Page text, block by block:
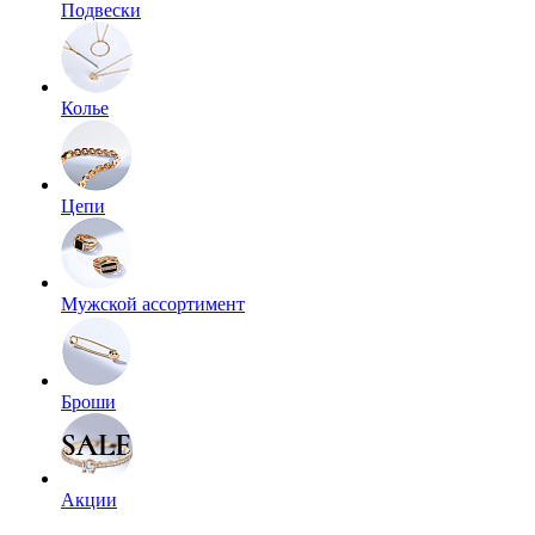
Подвески
Колье
Цепи
Мужской ассортимент
Броши
Акции